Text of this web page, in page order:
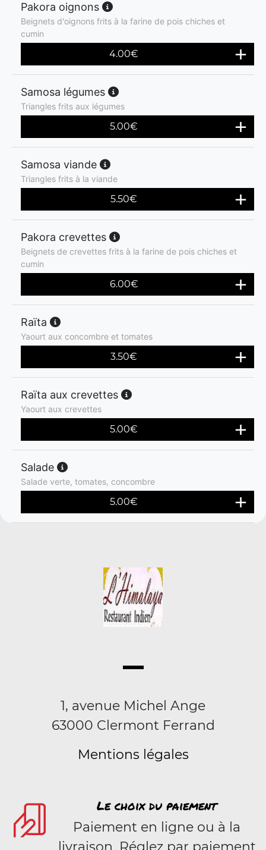
Pakora oignons
Beignets d'oignons frits à la farine de pois chiches et
cumin
4.00€
Samosa légumes
Triangles frits aux légumes
5.00€
Samosa viande
Triangles frits à la viande
5.50€
Pakora crevettes
Beignets de crevettes frits à la farine de pois chiches et
cumin
6.00€
Raïta
Yaourt aux concombre et tomates
3.50€
Raïta aux crevettes
Yaourt aux crevettes
5.00€
Salade
Salade verte, tomates, concombre
5.00€
1, avenue Michel Ange
63000 Clermont Ferrand
Mentions légales
Le choix du paiement
Paiement en ligne ou à la
livraison. Réglez par paiement